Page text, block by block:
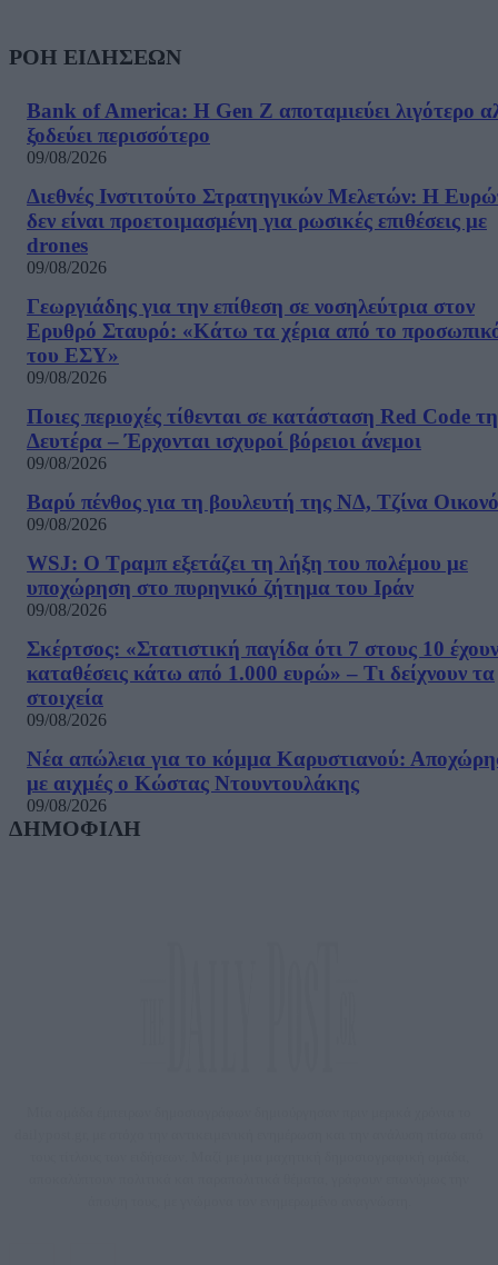
ΡΟΗ ΕΙΔΗΣΕΩΝ
Bank of America: Η Gen Z αποταμιεύει λιγότερο
ξοδεύει περισσότερο
09/08/2026
Διεθνές Ινστιτούτο Στρατηγικών Μελετών: Η
δεν είναι προετοιμασμένη για ρωσικές επιθέσεις με
drones
09/08/2026
Γεωργιάδης για την επίθεση σε νοσηλεύτρια στον
Ερυθρό Σταυρό: «Κάτω τα χέρια από το
του ΕΣΥ»
09/08/2026
Ποιες περιοχές τίθενται σε κατάσταση Red Code τη
Δευτέρα – Έρχονται ισχυροί βόρειοι άνεμοι
09/08/2026
Βαρύ πένθος για τη βουλευτή της ΝΔ, Τζίνα
09/08/2026
WSJ: Ο Τραμπ εξετάζει τη λήξη του πολέμου με
υποχώρηση στο πυρηνικό ζήτημα του Ιράν
09/08/2026
Σκέρτσος: «Στατιστική παγίδα ότι 7 στους 10 έχουν
καταθέσεις κάτω από 1.000 ευρώ» – Τι δείχνουν τα
στοιχεία
09/08/2026
Νέα απώλεια για το κόμμα Καρυστιανού:
με αιχμές ο Κώστας Ντουντουλάκης
09/08/2026
ΔΗΜΟΦΙΛΗ